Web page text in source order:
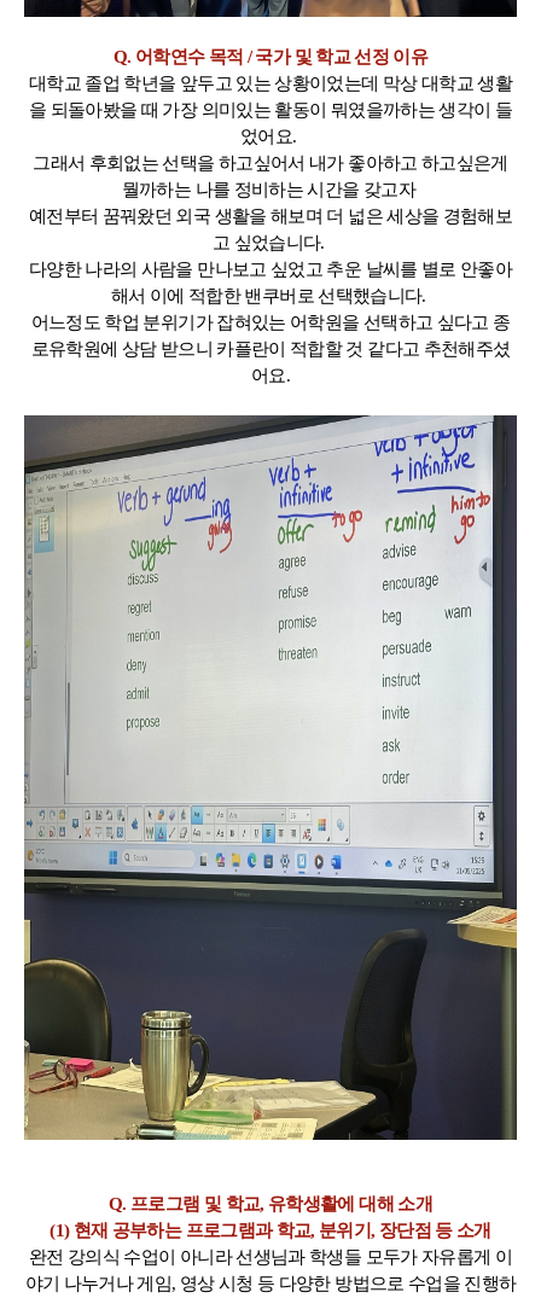
Q. 어학연수 목적 / 국가 및 학교 선정 이유
대학교 졸업 학년을 앞두고 있는 상황이었는데 막상 대학교 생활
을 되돌아봤을 때 가장 의미있는 활동이 뭐였을까하는 생각이 들
었어요.
그래서 후회없는 선택을 하고싶어서 내가 좋아하고 하고싶은게
뭘까하는 나를 정비하는 시간을 갖고자
예전부터 꿈꿔왔던 외국 생활을 해보며 더 넓은 세상을 경험해보
고 싶었습니다.
다양한 나라의 사람을 만나보고 싶었고 추운 날씨를 별로 안좋아
해서 이에 적합한 밴쿠버로 선택했습니다.
어느정도 학업 분위기가 잡혀있는 어학원을 선택하고 싶다고 종
로유학원에 상담 받으니 카플란이 적합할 것 같다고 추천해주셨
어요.
Q. 프로그램 및 학교, 유학생활에 대해 소개
(1) 현재 공부하는 프로그램과 학교, 분위기, 장단점 등 소개
완전 강의식 수업이 아니라 선생님과 학생들 모두가 자유롭게 이
야기 나누거나 게임, 영상 시청 등 다양한 방법으로 수업을 진행하